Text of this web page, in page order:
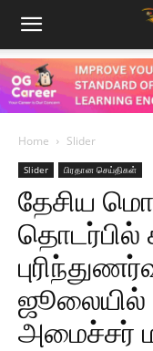
Home Slider
Slider பிரதான செய்திகள்
தேசிய
ஜூலையில்
அமைச்சர்